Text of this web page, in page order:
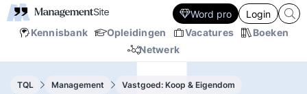
Kennisbank Opleidingen Vacatures
Boeken
Netwerk
Word pro Login
TQL Management Vastgoed: Koop & Eigendom